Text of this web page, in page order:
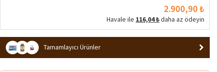
2.900,90 ₺
Havale ile 116,04 ₺daha az ödeyin
Tamamlayıcı Ürünler